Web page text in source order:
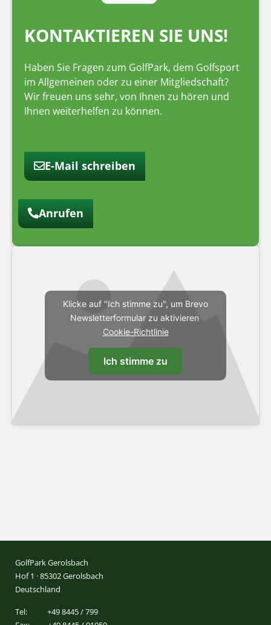
KONTAKTIEREN SIE UNS!
Haben Sie Fragen zum GolfPark, dem Golfsport
im Allgemeinen oder zu einer Mitgliedschaft?
Wir freuen uns sehr, von Ihnen zu hören und
Ihnen weiterhelfen zu können.
E-Mail schreiben
Anrufen
Klicke auf "Ich stimme zu", um Brevo
Newsletterformular zu aktivieren
Cookie-Richtlinie
Ich stimme zu
GolfPark Gerolsbach
Hof 1 · 85302 Gerolsbach
Deutschland
Tel:
+49 8445 / 799